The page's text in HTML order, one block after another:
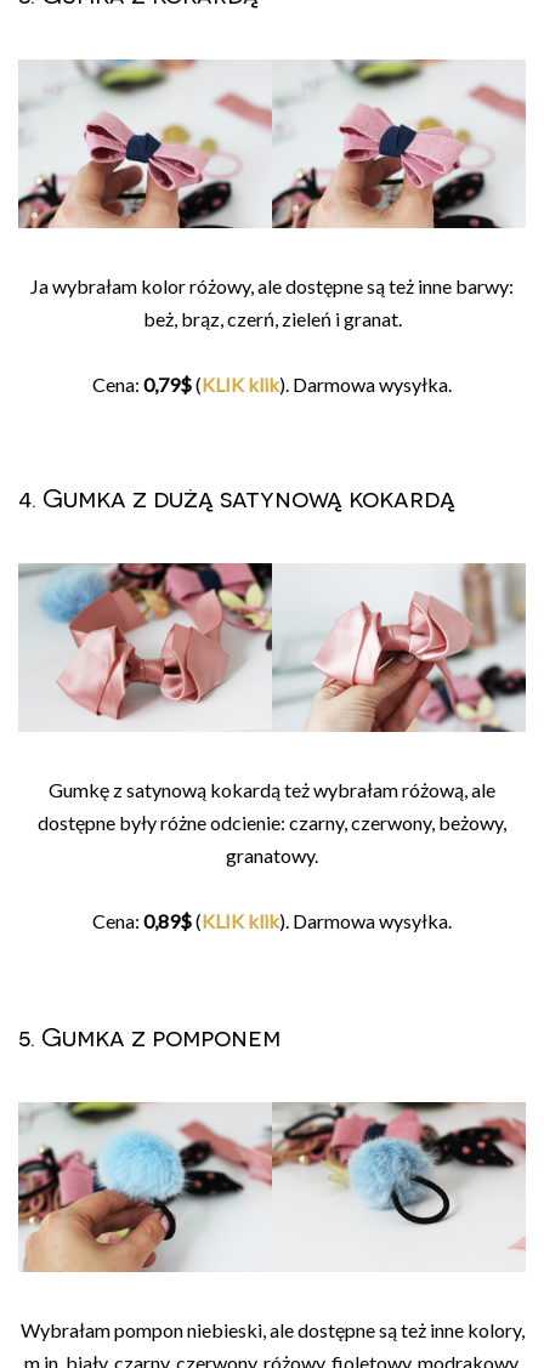
Ja wybrałam kolor różowy, ale dostępne są też inne barwy:
beż, brąz, czerń, zieleń i granat.
Cena: 0,79$(KLIK klik). Darmowa wysyłka.
4. Gumka z dużą satynową kokardą
Gumkę z satynową kokardą też wybrałam różową, ale
dostępne były różne odcienie: czarny, czerwony, beżowy,
granatowy.
Cena: 0,89$(KLIK klik). Darmowa wysyłka.
5. Gumka z pomponem
Wybrałam pompon niebieski, ale dostępne są też inne kolory,
m.in. biały, czarny, czerwony, różowy, fioletowy, modrakowy.